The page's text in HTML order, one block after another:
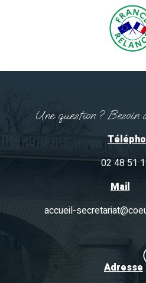
Une question ? Besoin
02 48 51
Mail
accueil-
Adresse